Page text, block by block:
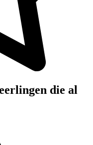
die al